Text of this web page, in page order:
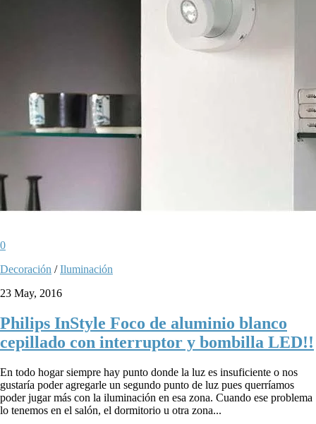
0
Decoración /Iluminación
23 May, 2016
Philips InStyle Foco de aluminio blanco
cepillado con interruptor y bombilla LED!!
En todo hogar siempre hay punto donde la luz es insuficiente o nos
gustaría poder agregarle un segundo punto de luz pues querríamos
poder jugar más con la iluminación en esa zona. Cuando ese problema
lo tenemos en el salón, el dormitorio u otra zona...